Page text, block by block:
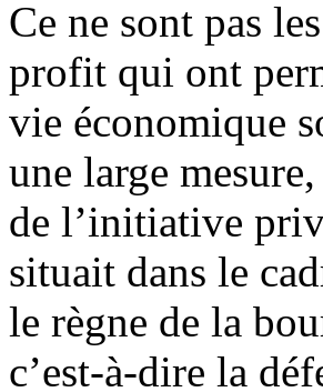
Ce ne sont pas
profit qui ont
vie économique
une large
de l’initiative
situait dans le
le règne de la
c’est-à-dire la